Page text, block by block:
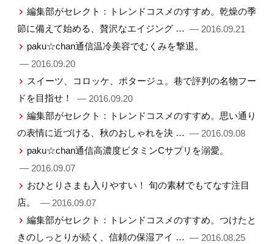
編集部がセレクト：トレンドコスメのすすめ。乾燥の季
節に備えて始める、贅沢なエイジング … — 2016.09.21
paku☆chan通信温冷美容でむくみを撃退。
— 2016.09.20
スイーツ、コロッケ、ポタージュ。巷で評判の名物フー
ドを目指せ！
— 2016.09.20
編集部がセレクト：トレンドコスメのすすめ。思い通り
の表情に近づける、秋のおしゃれを決 … — 2016.09.08
paku☆chan通信高濃度ビタミンCサプリを溺愛。
— 2016.09.07
おひとりさまも入りやすい！ 旬の素材でもてなす注目
店。
— 2016.09.07
編集部がセレクト：トレンドコスメのすすめ。つけたと
きのしっとりが続く、信頼の保湿アイ … — 2016.08.25